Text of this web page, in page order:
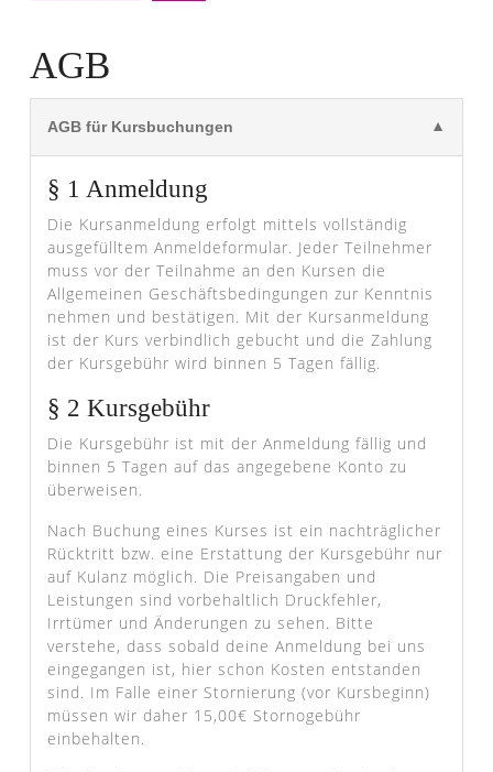
AGB
AGB für Kursbuchungen
§ 1 Anmeldung
Die Kursanmeldung erfolgt mittels vollständig
ausgefülltem Anmeldeformular. Jeder Teilnehmer
muss vor der Teilnahme an den Kursen die
Allgemeinen Geschäftsbedingungen zur Kenntnis
nehmen und bestätigen. Mit der Kursanmeldung
ist der Kurs verbindlich gebucht und die Zahlung
der Kursgebühr wird binnen 5 Tagen fällig.
§ 2 Kursgebühr
Die Kursgebühr ist mit der Anmeldung fällig und
binnen 5 Tagen auf das angegebene Konto zu
überweisen.
Nach Buchung eines Kurses ist ein nachträglicher
Rücktritt bzw. eine Erstattung der Kursgebühr nur
auf Kulanz möglich. Die Preisangaben und
Leistungen sind vorbehaltlich Druckfehler,
Irrtümer und Änderungen zu sehen. Bitte
verstehe, dass sobald deine Anmeldung bei uns
eingegangen ist, hier schon Kosten entstanden
sind. Im Falle einer Stornierung (vor Kursbeginn)
müssen wir daher 15,00€ Stornogebühr
einbehalten.